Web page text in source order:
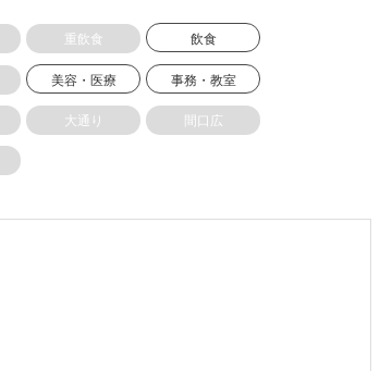
重飲食 飲食
美容・医療 事務・教室
大通り 間口広